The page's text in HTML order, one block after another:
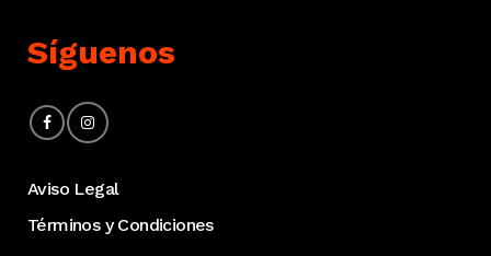
Síguenos
Aviso Legal
Términos y Condiciones